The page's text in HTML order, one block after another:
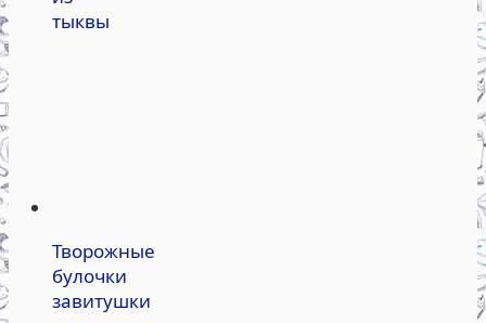
тыквы
Творожные
булочки
завитушки